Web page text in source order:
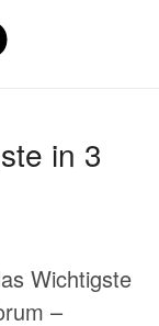
in 3
Wichtigste
–